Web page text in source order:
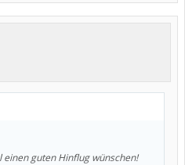
guten Hinflug wünschen!